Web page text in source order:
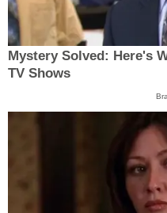
Mystery Solved: Here's
TV Shows